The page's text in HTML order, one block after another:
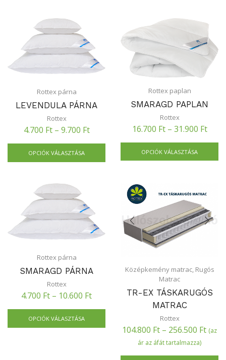
Rottex párna
LEVENDULA PÁRNA
Rottex
4.700 Ft– 9.700 Ft
OPCIÓK VÁLASZTÁSA
Rottex paplan
SMARAGD PAPLAN
Rottex
16.700 Ft– 31.900 Ft
OPCIÓK VÁLASZTÁSA
Rottex párna
SMARAGD PÁRNA
Rottex
4.700 Ft – 10.600 Ft
OPCIÓK VÁLASZTÁSA
Középkemény matrac, Rugós
Matrac
TR-EX TÁSKARUGÓS
MATRAC
Rottex
104.800 Ft – 256.500 Ft (az
ár az áfát tartalmazza)